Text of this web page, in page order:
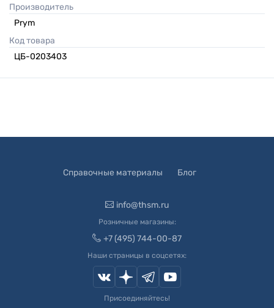
Производитель
Prym
Код товара
ЦБ-0203403
Справочные материалы Блог
info@thsm.ru
Розничные магазины:
+7 (495) 744-00-87
Наши страницы в соцсетях:
Присоединяйтесь!